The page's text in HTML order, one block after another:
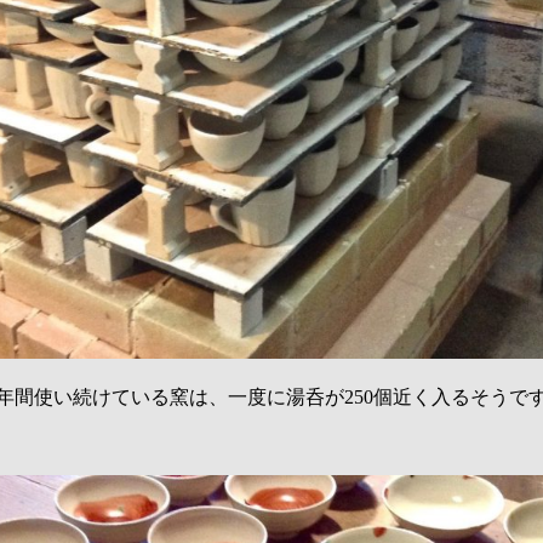
間使い続けている窯は、一度に湯呑が250個近く入るそうで